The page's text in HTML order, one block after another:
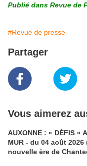
Publié dans Revue de
#Revue de presse
Partager
Vous aimerez
AUXONNE : « DÉFIS »
MUR - du 04 août
nouvelle ère de